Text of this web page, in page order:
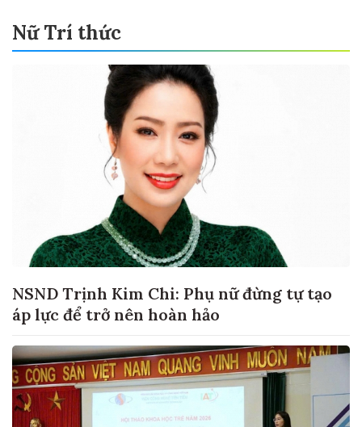
Nữ Trí thức
NSND Trịnh Kim Chi: Phụ nữ đừng tự tạo
áp lực để trở nên hoàn hảo